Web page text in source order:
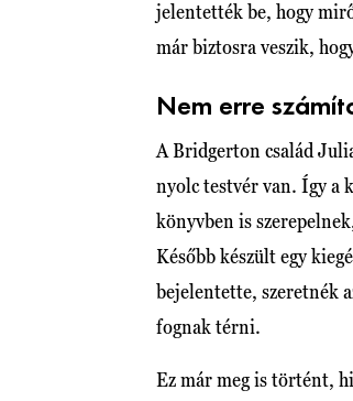
jelentették be, hogy
már biztosra veszik,
Nem erre
A Bridgerton család
nyolc testvér van. Így a
könyvben is
Később készült egy
bejelentette, szeretnék
fognak térni.
Ez már meg is történt,